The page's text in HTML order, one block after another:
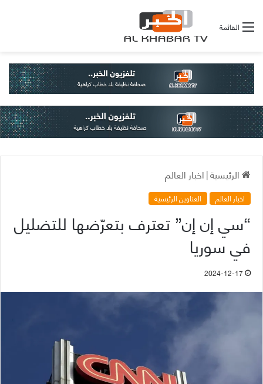
القائمة
الرئيسية|اخبار العالم
اخبار العالم العناوين الرئيسية
“سي إن إن” تعترف بتعرّضها للتضليل
في سوريا
2024-12-17